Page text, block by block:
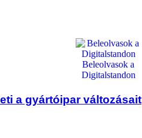
Beleolvasok a
Digitalstandon
a gyártóipar változásait